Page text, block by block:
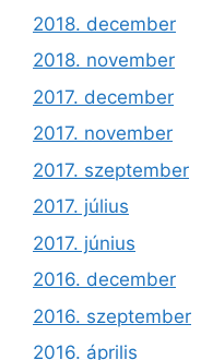
2018. december
2018. november
2017. december
2017. november
2017. szeptember
2017. július
2017. június
2016. december
2016. szeptember
2016. április